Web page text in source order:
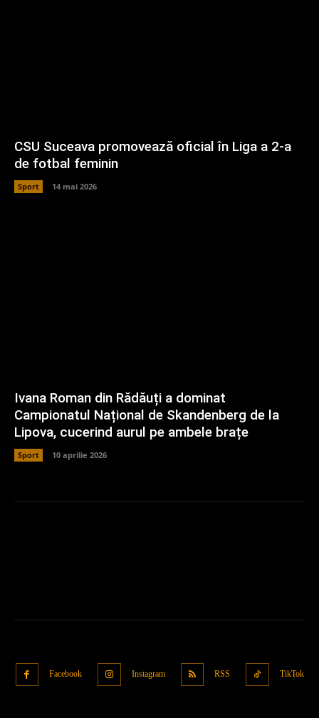
CSU Suceava promovează oficial în Liga a 2-a
de fotbal feminin
Sport 14 mai 2026
Ivana Roman din Rădăuți a dominat
Campionatul Național de Skandenberg de la
Lipova, cucerind aurul pe ambele brațe
Sport 10 aprilie 2026
Facebook Instagram RSS TikTok